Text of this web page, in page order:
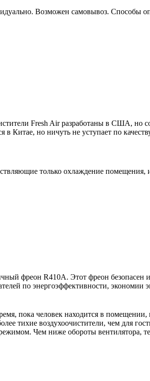
Возможен самовывоз. Способы
Fresh Air разработаны в США, но
но ничуть не уступает по
только охлаждение
фреон R410A. Этот фреон
по энергоэффективности, экономии
пока человек находится в помещении,
тихие воздухоочистители, чем для
Чем ниже обороты вентилятора,